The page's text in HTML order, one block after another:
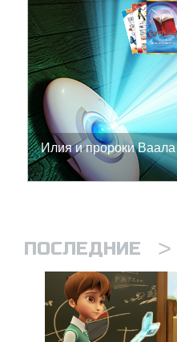
Илия и пророки Ваала
ПОСЛЕДНИЕ >